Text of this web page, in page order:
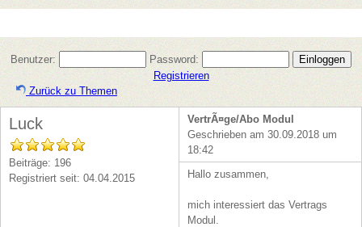
Benutzer:
Password:
Registrieren
Zurück zu Themen
Luck
Beiträge: 196
Registriert seit: 04.04.2015
VertrÃ¤ge/Abo Modul
Geschrieben am 30.09.2018 um
18:42
Hallo zusammen,
mich interessiert das Vertrags
Modul.